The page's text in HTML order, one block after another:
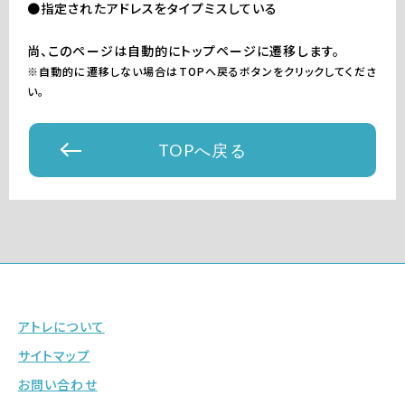
●指定されたアドレスをタイプミスしている
尚、このページは自動的にトップページに遷移します。
※自動的に遷移しない場合はTOPへ戻るボタンをクリックしてくださ
い。
TOPへ戻る
アトレについて
サイトマップ
お問い合わせ